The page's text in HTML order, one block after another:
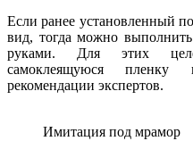
Если ранее установленный
вид, тогда можно
руками. Для этих
самоклеящуюся пленку
рекомендации экспертов.
Имитация под мрамор